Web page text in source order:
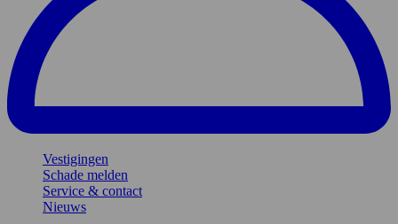
Vestigingen
Schade melden
Service & contact
Nieuws